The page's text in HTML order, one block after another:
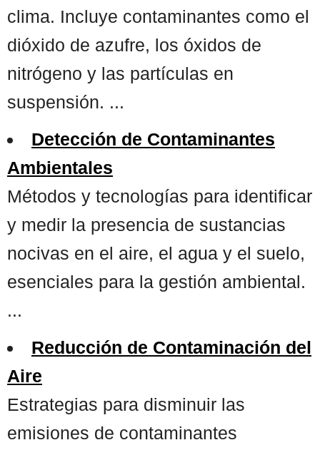
clima. Incluye contaminantes como el
dióxido de azufre, los óxidos de
nitrógeno y las partículas en
suspensión. ...
Detección de Contaminantes
Ambientales
Métodos y tecnologías para identificar
y medir la presencia de sustancias
nocivas en el aire, el agua y el suelo,
esenciales para la gestión ambiental.
...
Reducción de Contaminación del
Aire
Estrategias para disminuir las
emisiones de contaminantes